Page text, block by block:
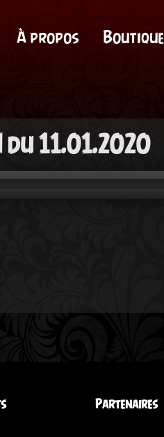
À propos Boutique
du 11.01.2020
Partenaires